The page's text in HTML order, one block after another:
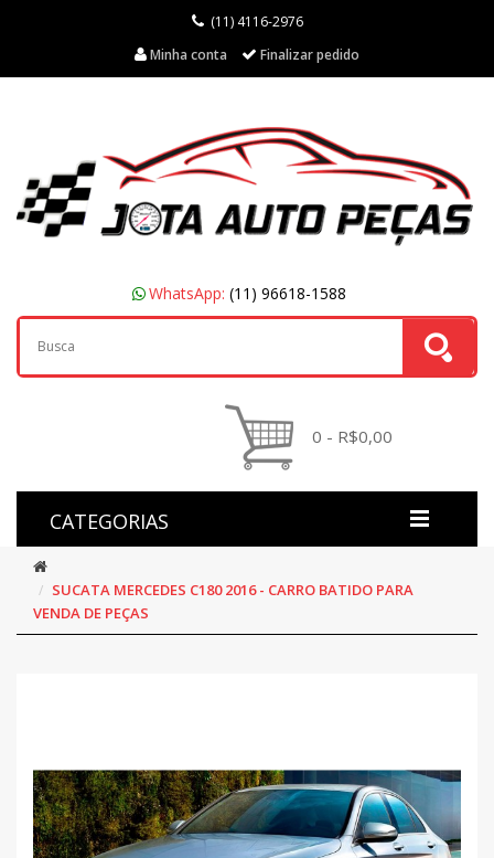
(11) 4116-2976
Minha conta
Finalizar pedido
WhatsApp: (11) 96618-1588
0 - R$0,00
CATEGORIAS
SUCATA MERCEDES C180 2016 - CARRO BATIDO PARA
VENDA DE PEÇAS